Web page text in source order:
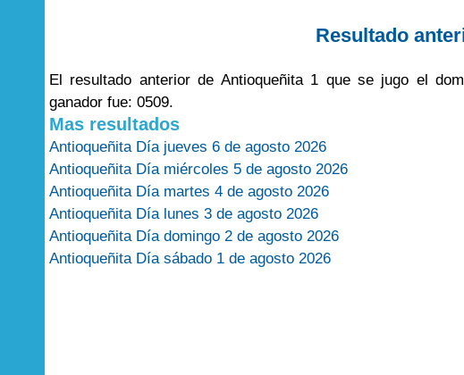
Resultado
El resultado anterior de Antioqueñita 1 que se jugo el
ganador fue: 0509.
Mas resultados
Antioqueñita Día jueves 6 de agosto 2026
Antioqueñita Día miércoles 5 de agosto 2026
Antioqueñita Día martes 4 de agosto 2026
Antioqueñita Día lunes 3 de agosto 2026
Antioqueñita Día domingo 2 de agosto 2026
Antioqueñita Día sábado 1 de agosto 2026